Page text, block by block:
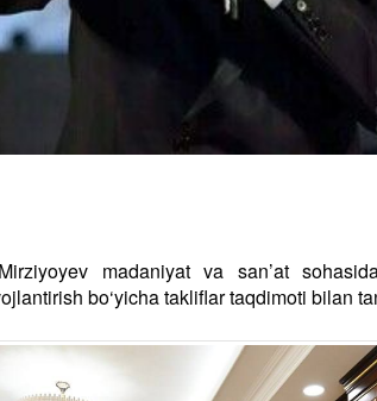
madaniyat va san’at
bo‘yicha takliflar taqdimoti bilan